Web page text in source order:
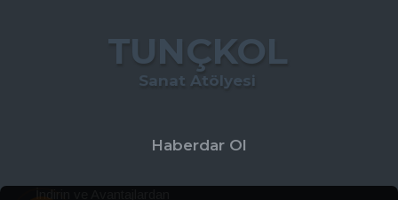
TUNÇKOL
Sanat Atölyesi
Haberdar Ol
İndirin ve Avantajlardan